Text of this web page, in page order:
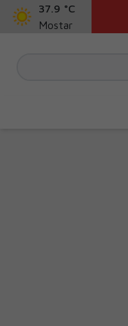
37.9 °C
Mostar